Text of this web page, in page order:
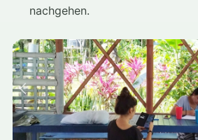
nachgehen.